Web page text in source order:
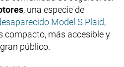
, una especie de
Model S Plaid,
compacto, más accesible y
público.